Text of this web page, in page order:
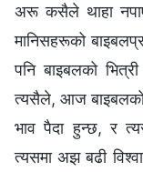
अरू कसैले थाहा
मानिसहरूको
पनि बाइबलको
त्यसैले, आज बाइबलको
भाव पैदा हुन्छ, र
त्यसमा अझ बढी